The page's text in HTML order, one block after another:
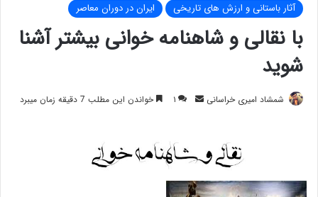
آثار باستانی و ارزش های تاریخی ایران در دوران معاصر
با نقالی و شاهنامه خوانی بیشتر آشنا
شوید
شمشاد امیری خراسانی
ارسال ۱ خواندن این مطلب 7 دقیقه زمان میبرد